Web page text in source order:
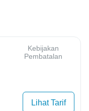
Kebijakan
Pembatalan
Lihat Tarif